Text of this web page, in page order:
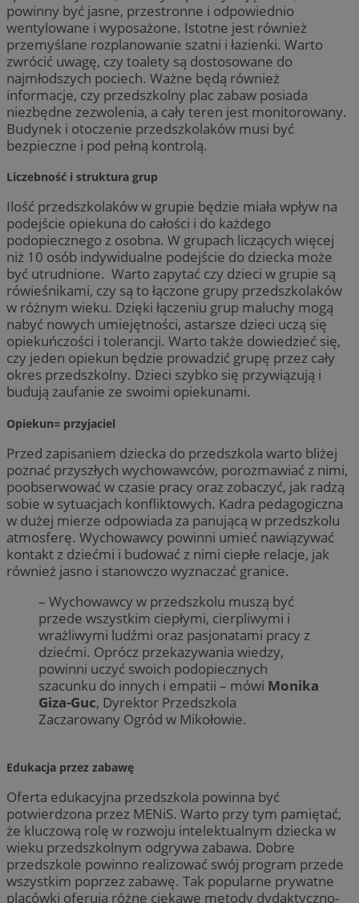
powinny być jasne, przestronne i odpowiednio
wentylowane i wyposażone. Istotne jest również
przemyślane rozplanowanie szatni i łazienki. Warto
zwrócić uwagę, czy toalety są dostosowane do
najmłodszych pociech. Ważne będą również
informacje, czy przedszkolny plac zabaw posiada
niezbędne zezwolenia, a cały teren jest monitorowany.
Budynek i otoczenie przedszkolaków musi być
bezpieczne i pod pełną kontrolą.
Liczebność i struktura grup
Ilość przedszkolaków w grupie będzie miała wpływ na
podejście opiekuna do całości i do każdego
podopiecznego z osobna. W grupach liczących więcej
niż 10 osób indywidualne podejście do dziecka może
być utrudnione. Warto zapytać czy dzieci w grupie są
rówieśnikami, czy są to łączone grupy przedszkolaków
w różnym wieku. Dzięki łączeniu grup maluchy mogą
nabyć nowych umiejętności, astarsze dzieci uczą się
opiekuńczości i tolerancji. Warto także dowiedzieć się,
czy jeden opiekun będzie prowadzić grupę przez cały
okres przedszkolny. Dzieci szybko się przywiązują i
budują zaufanie ze swoimi opiekunami.
Opiekun= przyjaciel
Przed zapisaniem dziecka do przedszkola warto bliżej
poznać przyszłych wychowawców, porozmawiać z nimi,
poobserwować w czasie pracy oraz zobaczyć, jak radzą
sobie w sytuacjach konfliktowych. Kadra pedagogiczna
w dużej mierze odpowiada za panującą w przedszkolu
atmosferę. Wychowawcy powinni umieć nawiązywać
kontakt z dziećmi i budować z nimi ciepłe relacje, jak
również jasno i stanowczo wyznaczać granice.
– Wychowawcy w przedszkolu muszą być
przede wszystkim ciepłymi, cierpliwymi i
wrażliwymi ludźmi oraz pasjonatami pracy z
dziećmi. Oprócz przekazywania wiedzy,
powinni uczyć swoich podopiecznych
szacunku do innych i empatii – mówi Monika
Giza-Guc, Dyrektor Przedszkola
Zaczarowany Ogród w Mikołowie.
Edukacja przez zabawę
Oferta edukacyjna przedszkola powinna być
potwierdzona przez MENiS. Warto przy tym pamiętać,
że kluczową rolę w rozwoju intelektualnym dziecka w
wieku przedszkolnym odgrywa zabawa. Dobre
przedszkole powinno realizować swój program przede
wszystkim poprzez zabawę. Tak popularne prywatne
placówki oferują różne ciekawe metody dydaktyczno-